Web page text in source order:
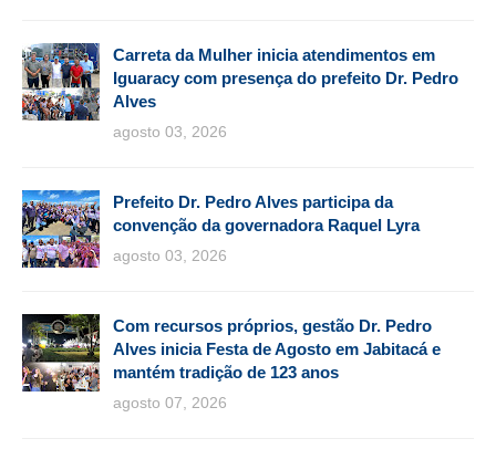
Carreta da Mulher inicia atendimentos em
Iguaracy com presença do prefeito Dr. Pedro
Alves
agosto 03, 2026
Prefeito Dr. Pedro Alves participa da
convenção da governadora Raquel Lyra
agosto 03, 2026
Com recursos próprios, gestão Dr. Pedro
Alves inicia Festa de Agosto em Jabitacá e
mantém tradição de 123 anos
agosto 07, 2026